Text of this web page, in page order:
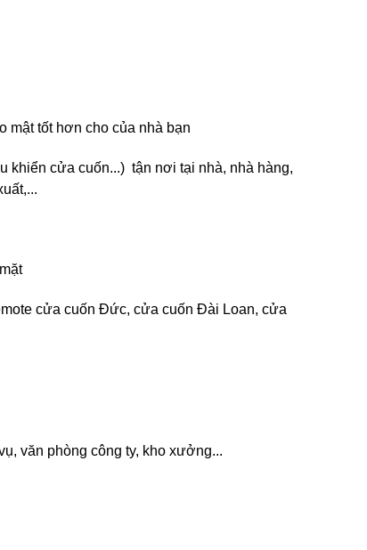
mật tốt hơn cho của nhà bạn
khiển cửa cuốn...) tận nơi tại nhà, nhà hàng,
cửa cuốn Đức, cửa cuốn Đài Loan, cửa
văn phòng công ty, kho xưởng...